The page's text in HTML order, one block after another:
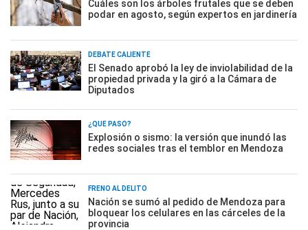
Cuáles son los árboles frutales que se deben
podar en agosto, según expertos en jardinería
DEBATE CALIENTE
El Senado aprobó la ley de inviolabilidad de la
propiedad privada y la giró a la Cámara de
Diputados
¿QUÉ PASÓ?
Explosión o sismo: la versión que inundó las
redes sociales tras el temblor en Mendoza
FRENO AL DELITO
Nación se sumó al pedido de Mendoza para
bloquear los celulares en las cárceles de la
provincia